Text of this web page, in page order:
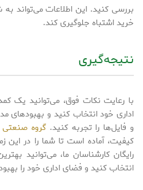
بررسی کنید. این اطلاعات می‌تواند
خرید اشتباه جلوگیری کند.
نتیجه‌گیری
با رعایت نکات فوق، می‌توانید یک
اداری خود انتخاب کنید و بهبودهای
و فایل‌ها را تجربه کنید. گروه صنعتی
کیفیت، آماده است تا شما را در این
رایگان کارشناسان ما، می‌توانید
انتخاب کنید و فضای اداری خود را